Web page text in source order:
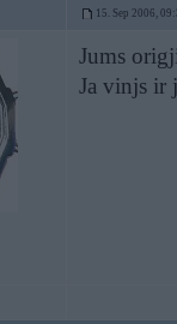
15. Sep 2006,
Jums
Ja vinjs ir